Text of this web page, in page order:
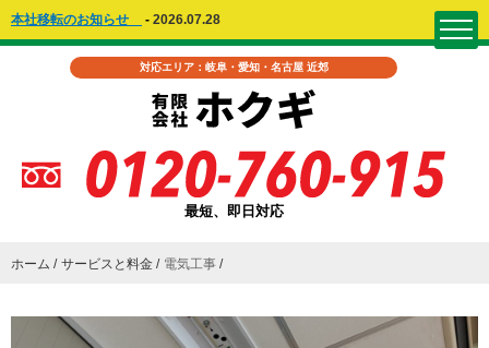
本社移転のお知らせ - 2026.07.28
対応エリア：岐阜・愛知・名古屋 近郊
最短、即日対応
ホーム サービスと料金 電気工事